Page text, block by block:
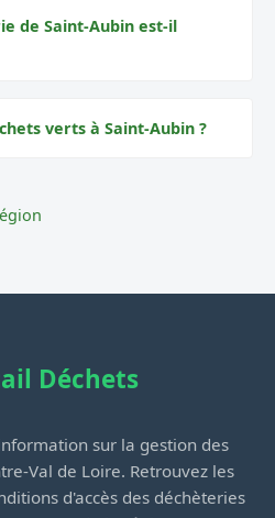
de Saint-Aubin est-il
verts à Saint-Aubin ?
Déchets
sur la gestion des
Val de Loire. Retrouvez les
d'accès des déchèteries